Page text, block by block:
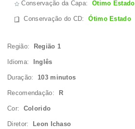
Conservação da Capa: Ótimo Estado
Conservação do CD:Ótimo Estado
Região: Região 1
Idioma: Inglês
Duração: 103 minutos
Recomendação: R
Cor: Colorido
Diretor: Leon Ichaso